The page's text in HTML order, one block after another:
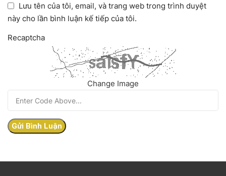
Lưu tên của tôi, email, và trang web trong trình duyệt
này cho lần bình luận kế tiếp của tôi.
Recaptcha
Change Image